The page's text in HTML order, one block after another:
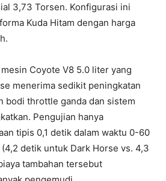
3,73 Torsen. Konfigurasi ini
Kuda Hitam dengan harga
Coyote V8 5.0 liter yang
menerima sedikit peningkatan
bodi throttle ganda dan sistem
Pengujian hanya
tipis 0,1 detik dalam waktu 0-60
detik untuk Dark Horse vs. 4,3
tambahan tersebut